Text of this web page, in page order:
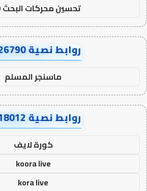
تحسين محركات البحث SEO
روابط نصية AA26790
ماسنجر المسلم
روابط نصية AA18012
كورة لايف
koora live
kora live